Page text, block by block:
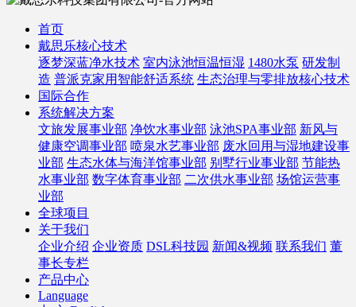
首页
戴思乐核心技术
逐梦深蓝净水技术 室内泳池恒温恒湿 1480水泵 研发制
造 普派克家用智能舒适系统 生态治理与零排放核心技术
国际合作
系统解决方案
文旅发展事业部 净饮水事业部 泳池SPA事业部 新风与
健康空调事业部 喷泉水艺事业部 废水回用与湿地建设事
业部 生态水体与海洋馆事业部 别墅行业事业部 节能热
水事业部 数字体育事业部 二次供水事业部 场馆运营事
业部
全球项目
关于我们
企业介绍 企业资质 DSL科技园 新闻&视频 联系我们 董
事长专栏
产品中心
Language